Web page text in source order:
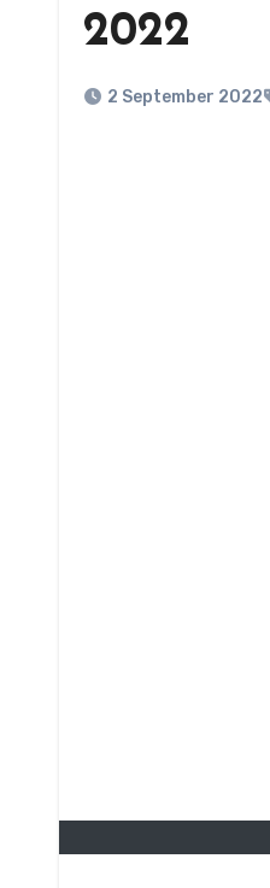
2022
2 September 2022